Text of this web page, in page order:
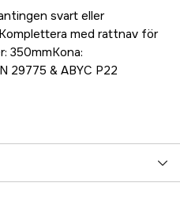
svart eller
med rattnav för
350mmKona:
29775 & ABYC P22